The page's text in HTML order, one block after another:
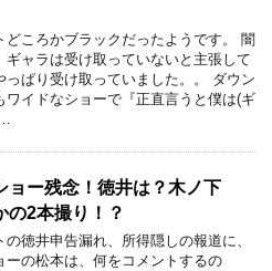
どころかブラックだったようです。 闇
ギャラは受け取っていないと主張して
っぱり受け取っていました。。 ダウン
ワイドなショーで『正直言うと僕は(ギ
ョー残念！徳井は？木ノ下
の2本撮り！？
の徳井申告漏れ、所得隠しの報道に、
ーの松本は、何をコメントするの